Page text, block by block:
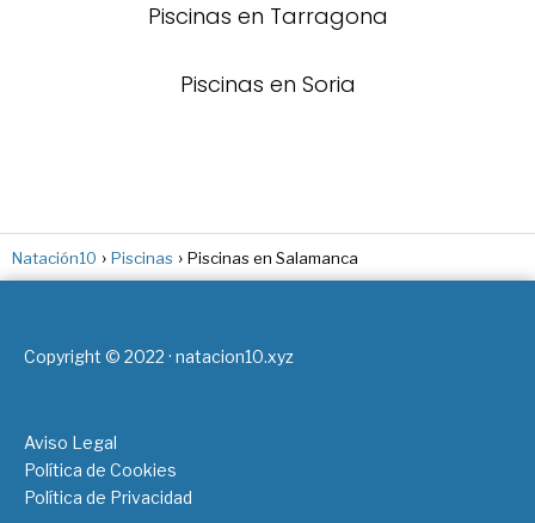
Piscinas en Tarragona
Piscinas en Soria
Natación10 Piscinas Piscinas en Salamanca
Copyright © 2022 · natacion10.xyz
Aviso Legal
Política de Cookies
Política de Privacidad